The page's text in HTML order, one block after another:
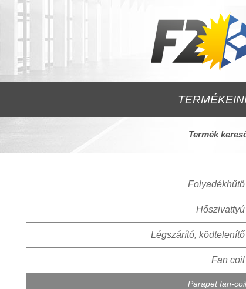
Termék
Folyadékhűtő
Hőszivattyú
Légszárító, ködtelenítő
Fan coil
Parapet fan-coil